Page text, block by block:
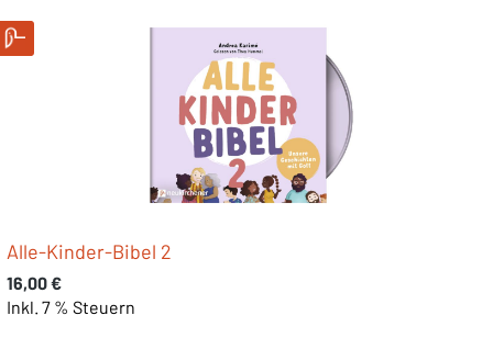
Alle-Kinder-Bibel 2
Regulärer Preis:
16,00 €
Inkl. 7 % Steuern